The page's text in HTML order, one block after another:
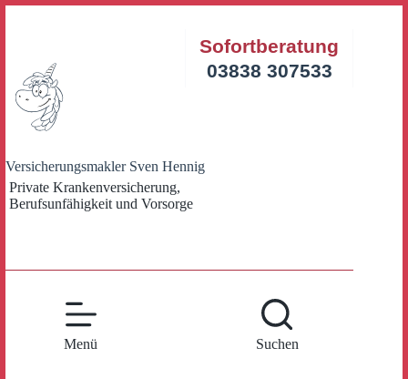
Versicherungsmakler Sven Hennig
Private Krankenversicherung,
Berufsunfähigkeit und Vorsorge
Sofortberatung
03838 307533
Menü Suchen